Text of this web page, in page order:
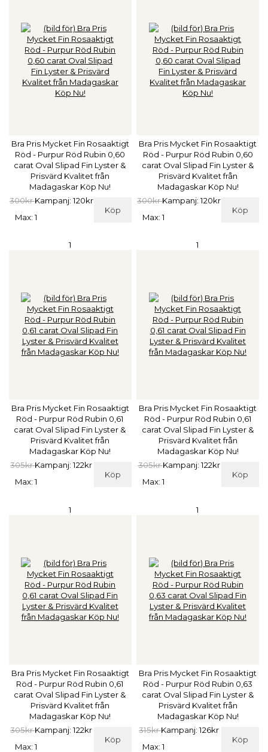
Bra Pris Mycket Fin Rosaaktigt
Röd - Purpur Röd Rubin 0,60
carat Oval Slipad Fin Lyster &
Prisvärd Kvalitet från
Madagaskar Köp Nu!
300krKampanj: 120kr
Köp
Max: 1
Bra Pris Mycket Fin Rosaaktigt
Röd - Purpur Röd Rubin 0,60
carat Oval Slipad Fin Lyster &
Prisvärd Kvalitet från
Madagaskar Köp Nu!
300krKampanj: 120kr
Köp
Max: 1
1
Bra Pris Mycket Fin Rosaaktigt
Röd - Purpur Röd Rubin 0,61
carat Oval Slipad Fin Lyster &
Prisvärd Kvalitet från
Madagaskar Köp Nu!
305krKampanj: 122kr
Köp
Max: 1
1
Bra Pris Mycket Fin Rosaaktigt
Röd - Purpur Röd Rubin 0,61
carat Oval Slipad Fin Lyster &
Prisvärd Kvalitet från
Madagaskar Köp Nu!
305krKampanj: 122kr
Köp
Max: 1
1
Bra Pris Mycket Fin Rosaaktigt
Röd - Purpur Röd Rubin 0,61
carat Oval Slipad Fin Lyster &
Prisvärd Kvalitet från
Madagaskar Köp Nu!
305krKampanj: 122kr
Köp
Max: 1
1
Bra Pris Mycket Fin Rosaaktigt
Röd - Purpur Röd Rubin 0,63
carat Oval Slipad Fin Lyster &
Prisvärd Kvalitet från
Madagaskar Köp Nu!
315krKampanj: 126kr
Köp
Max: 1